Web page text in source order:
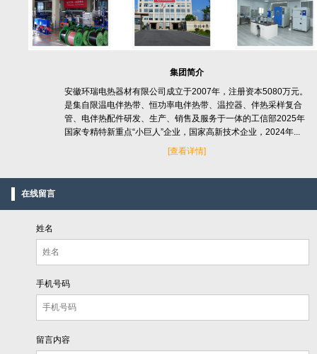
集团简介
安徽环瑞电热器材有限公司成立于2007年，注册资本5080万元。
是集自限温电伴热带、恒功率电伴热带、温控器、伴热采样复合
管、电伴热配件研发、生产、销售及服务于一体的工信部2025年
国家专精特新重点“小巨人”企业，国家高新技术企业，2024年...
[查看详情]
在线留言
姓名
手机号码
留言内容